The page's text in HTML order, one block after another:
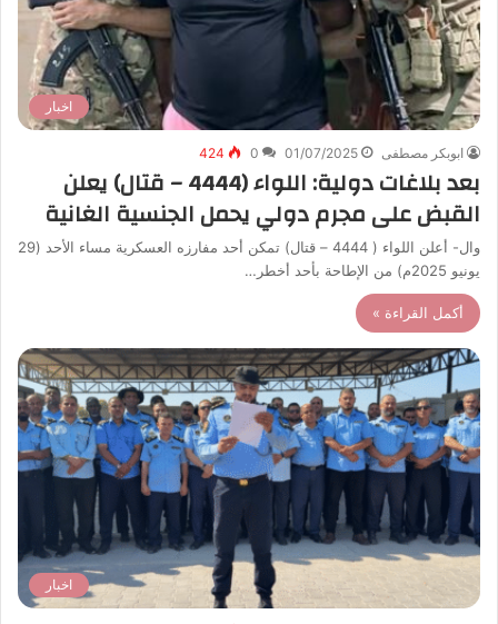
اخبار
ابوبكر مصطفى 01/07/2025
0
424
بعد بلاغات دولية: اللواء (4444 – قتال) يعلن
القبض على مجرم دولي يحمل الجنسية الغانية
وال- أعلن اللواء ( 4444 – قتال) تمكن أحد مفارزه العسكرية مساء الأحد (29
يونيو 2025م) من الإطاحة بأحد أخطر…
أكمل القراءة »
اخبار